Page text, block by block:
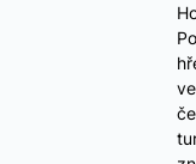
Po